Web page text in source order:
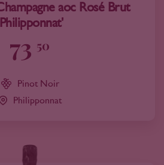
aoc Rosé Brut
73 50
Pinot Noir
Philipponnat